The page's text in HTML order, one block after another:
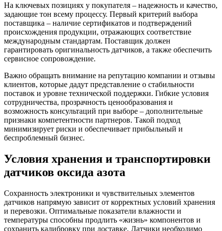
На ключевых позициях у покупателя – надежность и качество,
задающие тон всему процессу. Первый критерий выбора
поставщика – наличие сертификатов и подтверждений
происхождения продукции, отражающих соответствие
международным стандартам. Поставщик должен
гарантировать оригинальность датчиков, а также обеспечить
сервисное сопровождение.
Важно обращать внимание на репутацию компании и отзывы
клиентов, которые дадут представление о стабильности
поставок и уровне технической поддержки. Гибкие условия
сотрудничества, прозрачность ценообразования и
возможность консультаций при выборе – дополнительные
признаки компетентности партнеров. Такой подход
минимизирует риски и обеспечивает прибыльный и
беспроблемный бизнес.
Условия хранения и транспортировки
датчиков оксида азота
Сохранность электроники и чувствительных элементов
датчиков напрямую зависит от корректных условий хранения
и перевозки. Оптимальные показатели влажности и
температуры способны продлить «жизнь» компонентов и
сохранить калибровку при доставке. Датчики необходимо